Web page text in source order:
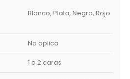
Blanco, Plata, Negro, Rojo
No aplica
1 o 2 caras